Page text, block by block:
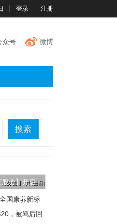
登录 注册
众号 微博
搜索
股会】开启
国康养新标
，被骂后回